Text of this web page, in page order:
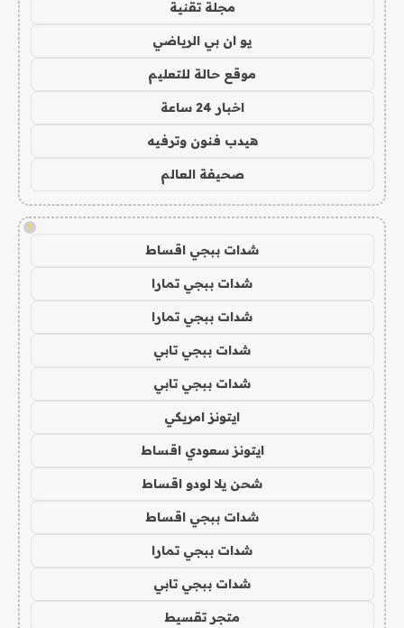
مجلة تقنية
يو ان بي الرياضي
موقع حالة للتعليم
اخبار 24 ساعة
هيدب فنون وترفيه
صحيفة العالم
!
شدات ببجي اقساط
شدات ببجي تمارا
شدات ببجي تمارا
شدات ببجي تابي
شدات ببجي تابي
ايتونز امريكي
ايتونز سعودي اقساط
شحن يلا لودو اقساط
شدات ببجي اقساط
شدات ببجي تمارا
شدات ببجي تابي
متجر تقسيط